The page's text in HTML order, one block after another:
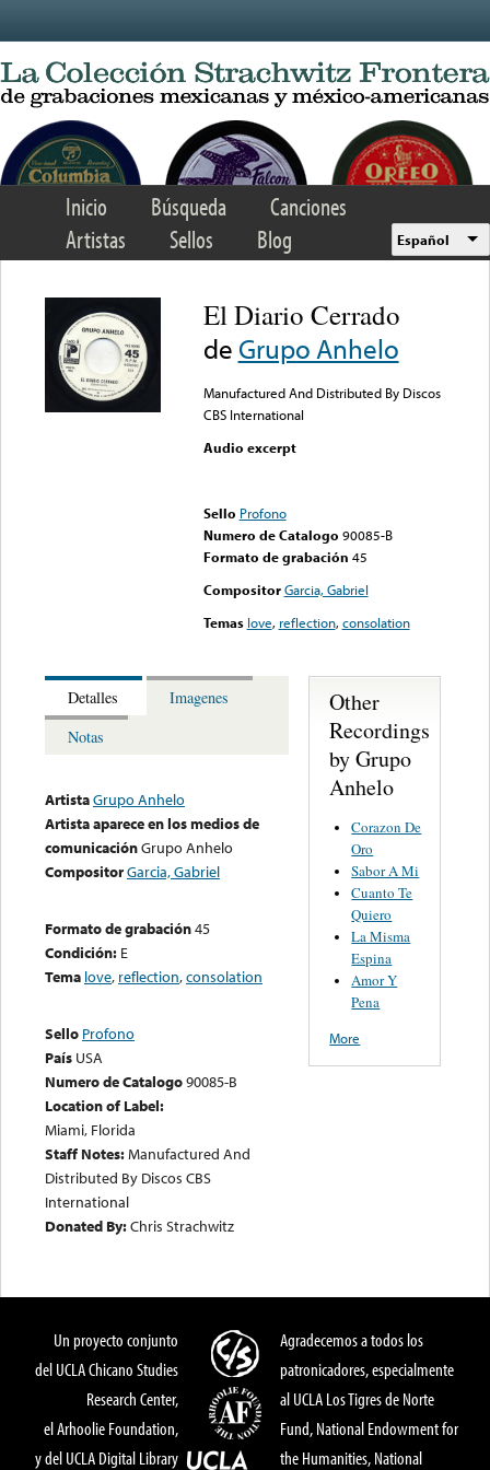
Inicio Búsqueda
Canciones
Artistas
Sellos Blog Español
El Diario Cerrado
de Grupo Anhelo
Manufactured And Distributed By Discos
CBS International
Audio excerpt
Sello Profono
Numero de Catalogo 90085-B
Formato de grabación 45
Compositor Garcia, Gabriel
Temas love, reflection,consolation
Detalles
Imagenes
Notas
ArtistaGrupo Anhelo
Artista aparece en los medios de
comunicaciónGrupo Anhelo
CompositorGarcia, Gabriel
Formato de grabación45
Condición: E
Tema love, reflection,consolation
Sello Profono
País USA
Numero de Catalogo90085-B
Location of Label:
Miami, Florida
Staff Notes:Manufactured And
Distributed By Discos CBS
International
Donated By:Chris Strachwitz
Other
Recordings
by Grupo
Anhelo
Corazon De
Oro
Sabor A Mi
Cuanto Te
Quiero
La Misma
Espina
Amor Y
Pena
More
Un proyecto conjunto
del UCLA Chicano Studies
Research Center,
el Arhoolie Foundation,
y del UCLA Digital Library
Agradecemos a todos los
patronicadores, especialmente
al UCLA Los Tigres de Norte
Fund, National Endowment for
the Humanities, National